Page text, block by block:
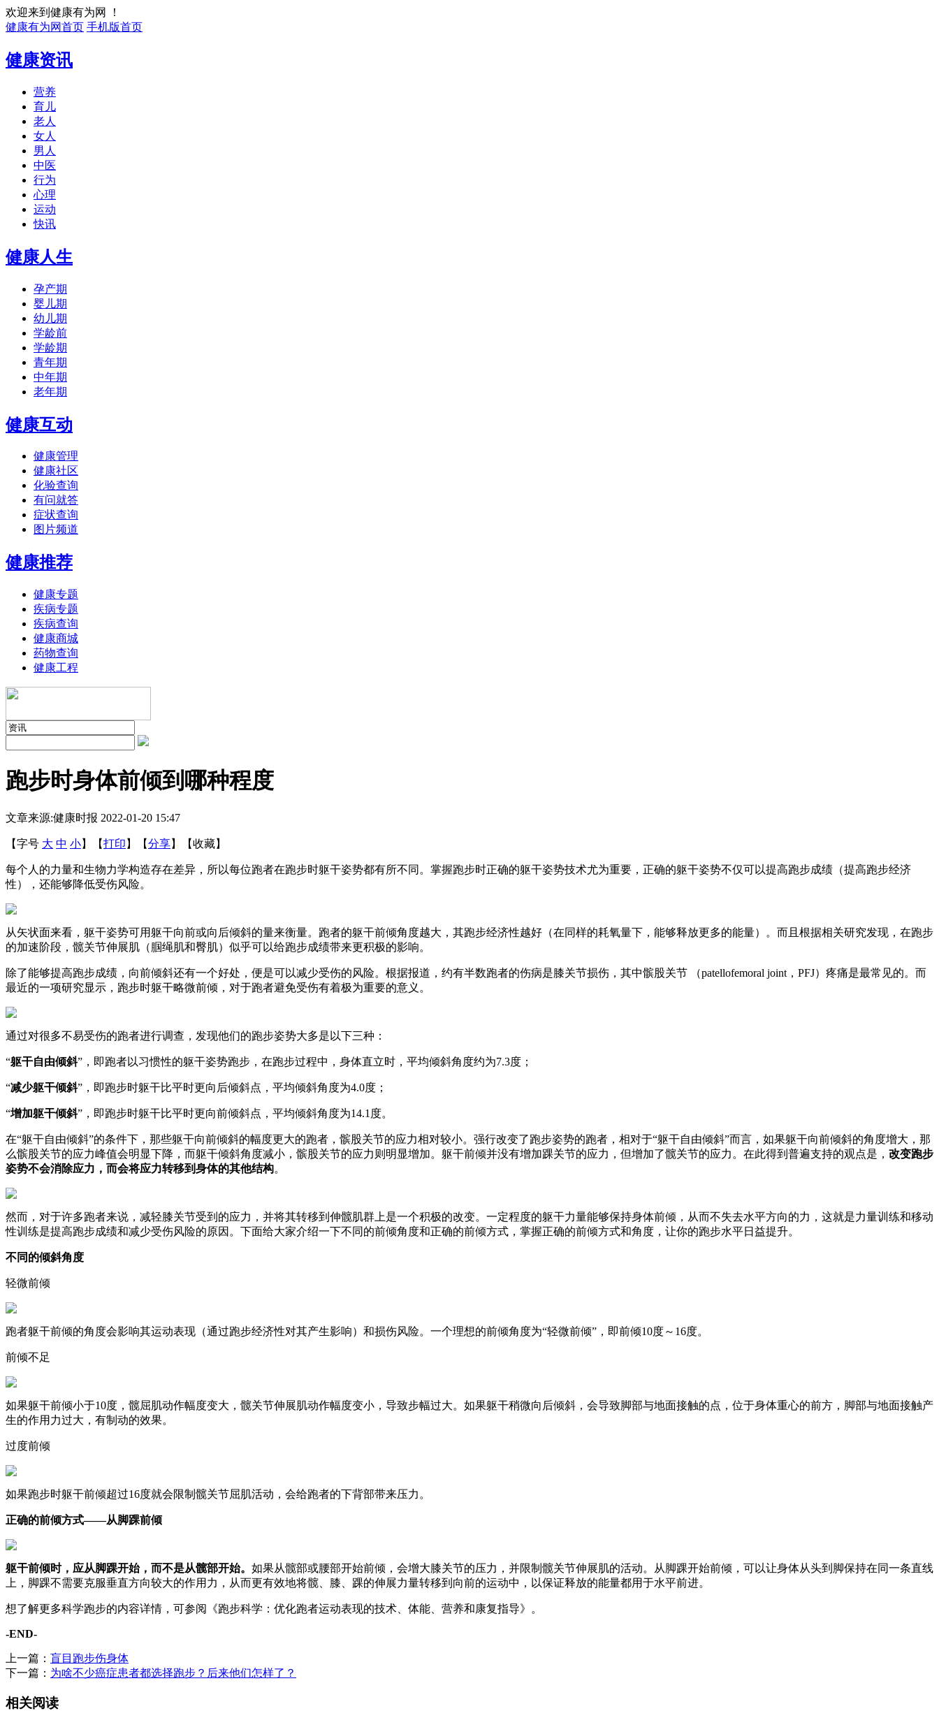
欢迎来到健康有为网 ！
健康有为网首页 手机版首页
健康资讯
营养
育儿
老人
女人
男人
中医
行为
心理
运动
快讯
健康人生
孕产期
婴儿期
幼儿期
学龄前
学龄期
青年期
中年期
老年期
健康互动
健康管理
健康社区
化验查询
有问就答
症状查询
图片频道
健康推荐
健康专题
疾病专题
疾病查询
健康商城
药物查询
健康工程
跑步时身体前倾到哪种程度
文章来源:健康时报 2022-01-20 15:47
【字号 大 中 小】 【打印 】 【分享】 【收藏】
每个人的力量和生物力学构造存在差异，所以每位跑者在跑步时躯干姿势都有所不同。掌握跑步时正确的躯干姿势技术尤为重要，正确的躯干姿势不仅可以提高跑步成绩（提高跑步经济
性），还能够降低受伤风险。
从矢状面来看，躯干姿势可用躯干向前或向后倾斜的量来衡量。跑者的躯干前倾角度越大，其跑步经济性越好（在同样的耗氧量下，能够释放更多的能量）。而且根据相关研究发现，在跑步
的加速阶段，髋关节伸展肌（腘绳肌和臀肌）似乎可以给跑步成绩带来更积极的影响。
除了能够提高跑步成绩，向前倾斜还有一个好处，便是可以减少受伤的风险。根据报道，约有半数跑者的伤病是膝关节损伤，其中髌股关节 （patellofemoral joint，PFJ）疼痛是最常见的。而
最近的一项研究显示，跑步时躯干略微前倾，对于跑者避免受伤有着极为重要的意义。
通过对很多不易受伤的跑者进行调查，发现他们的跑步姿势大多是以下三种：
“躯干自由倾斜”，即跑者以习惯性的躯干姿势跑步，在跑步过程中，身体直立时，平均倾斜角度约为7.3度；
“减少躯干倾斜”，即跑步时躯干比平时更向后倾斜点，平均倾斜角度为4.0度；
“增加躯干倾斜”，即跑步时躯干比平时更向前倾斜点，平均倾斜角度为14.1度。
在“躯干自由倾斜”的条件下，那些躯干向前倾斜的幅度更大的跑者，髌股关节的应力相对较小。强行改变了跑步姿势的跑者，相对于“躯干自由倾斜”而言，如果躯干向前倾斜的角度增大，那
么髌股关节的应力峰值会明显下降，而躯干倾斜角度减小，髌股关节的应力则明显增加。躯干前倾并没有增加踝关节的应力，但增加了髋关节的应力。在此得到普遍支持的观点是， 改变跑步
姿势不会消除应力，而会将应力转移到身体的其他结构。
然而，对于许多跑者来说，减轻膝关节受到的应力，并将其转移到伸髋肌群上是一个积极的改变。一定程度的躯干力量能够保持身体前倾，从而不失去水平方向的力，这就是力量训练和移动
性训练是提高跑步成绩和减少受伤风险的原因。下面给大家介绍一下不同的前倾角度和正确的前倾方式，掌握正确的前倾方式和角度，让你的跑步水平日益提升。
不同的倾斜角度
轻微前倾
跑者躯干前倾的角度会影响其运动表现（通过跑步经济性对其产生影响）和损伤风险。一个理想的前倾角度为“轻微前倾”，即前倾10度～16度。
前倾不足
如果躯干前倾小于10度，髋屈肌动作幅度变大，髋关节伸展肌动作幅度变小，导致步幅过大。如果躯干稍微向后倾斜，会导致脚部与地面接触的点，位于身体重心的前方，脚部与地面接触产
生的作用力过大，有制动的效果。
过度前倾
如果跑步时躯干前倾超过16度就会限制髋关节屈肌活动，会给跑者的下背部带来压力。
正确的前倾方式——从脚踝前倾
躯干前倾时，应从脚踝开始，而不是从髋部开始。 如果从髋部或腰部开始前倾，会增大膝关节的压力，并限制髋关节伸展肌的活动。从脚踝开始前倾，可以让身体从头到脚保持在同一条直线
上，脚踝不需要克服垂直方向较大的作用力，从而更有效地将髋、膝、踝的伸展力量转移到向前的运动中，以保证释放的能量都用于水平前进。
想了解更多科学跑步的内容详情，可参阅《跑步科学：优化跑者运动表现的技术、体能、营养和康复指导》。
-END-
上一篇： 盲目跑步伤身体
下一篇： 为啥不少癌症患者都选择跑步？后来他们怎样了？
相关阅读